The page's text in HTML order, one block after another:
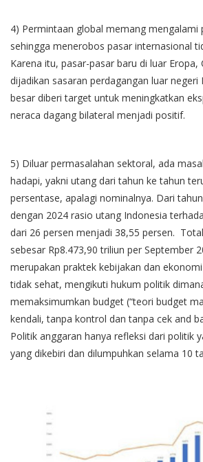
4) Permintaan global memang mengalami
sehingga menerobos pasar internasional
Karena itu, pasar-pasar baru di luar Eropa,
dijadikan sasaran perdagangan luar
besar diberi target untuk meningkatkan
neraca dagang bilateral menjadi positif.
5) Diluar permasalahan sektoral, ada
hadapi, yakni utang dari tahun ke tahun
persentase, apalagi nominalnya. Dari
dengan 2024 rasio utang Indonesia
dari 26 persen menjadi 38,55 persen.
sebesar Rp8.473,90 triliun per September
merupakan praktek kebijakan dan
tidak sehat, mengikuti hukum politik
memaksimumkan budget (“teori budget
kendali, tanpa kontrol dan tanpa cek and
Politik anggaran hanya refleksi dari politik
yang dikebiri dan dilumpuhkan selama 10